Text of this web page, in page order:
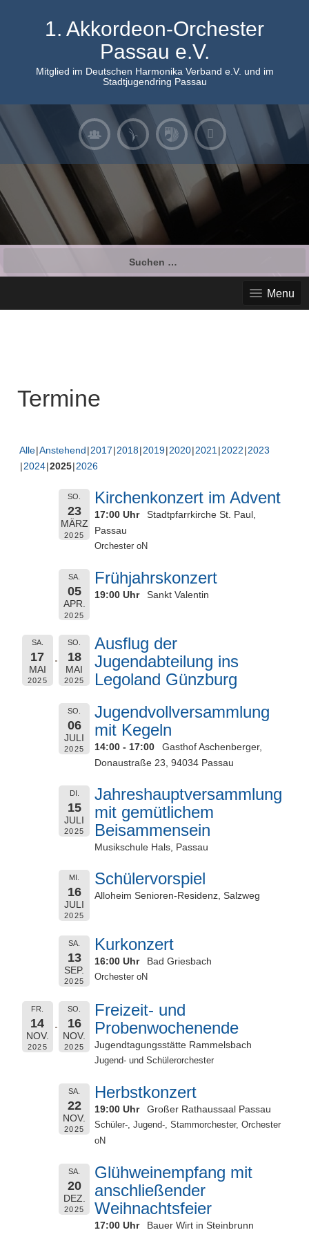
1. Akkordeon-Orchester
Passau e.V.
Mitglied im Deutschen Harmonika Verband e.V. und im
Stadtjugendring Passau
Menu
Termine
Alle Anstehend 2017 2018 2019 2020 2021 2022 2023
2024 2025 2026
SO.
23
MÄRZ
2025
Kirchenkonzert im Advent
17:00 Uhr
Stadtpfarrkirche St. Paul,
Passau
Orchester oN
SA.
05
APR.
2025
Frühjahrskonzert
19:00 Uhr Sankt Valentin
SA.
17
MAI
2025
SO.
18
MAI
2025
Ausflug der
Jugendabteilung ins
Legoland Günzburg
SO.
06
JULI
2025
Jugendvollversammlung
mit Kegeln
14:00 - 17:00
Gasthof Aschenberger,
Donaustraße 23, 94034 Passau
DI.
15
JULI
2025
Jahreshauptversammlung
mit gemütlichem
Beisammensein
Musikschule Hals, Passau
MI.
16
JULI
2025
Schülervorspiel
Alloheim Senioren-Residenz, Salzweg
SA.
13
SEP.
2025
Kurkonzert
16:00 Uhr Bad Griesbach
Orchester oN
FR.
14
NOV.
2025
SO.
16
NOV.
2025
Freizeit- und
Probenwochenende
Jugendtagungsstätte Rammelsbach
Jugend- und Schülerorchester
SA.
22
NOV.
2025
Herbstkonzert
19:00 Uhr Großer Rathaussaal Passau
Schüler-, Jugend-, Stammorchester, Orchester
oN
SA.
20
DEZ.
2025
Glühweinempfang mit
anschließender
Weihnachtsfeier
17:00 Uhr Bauer Wirt in Steinbrunn